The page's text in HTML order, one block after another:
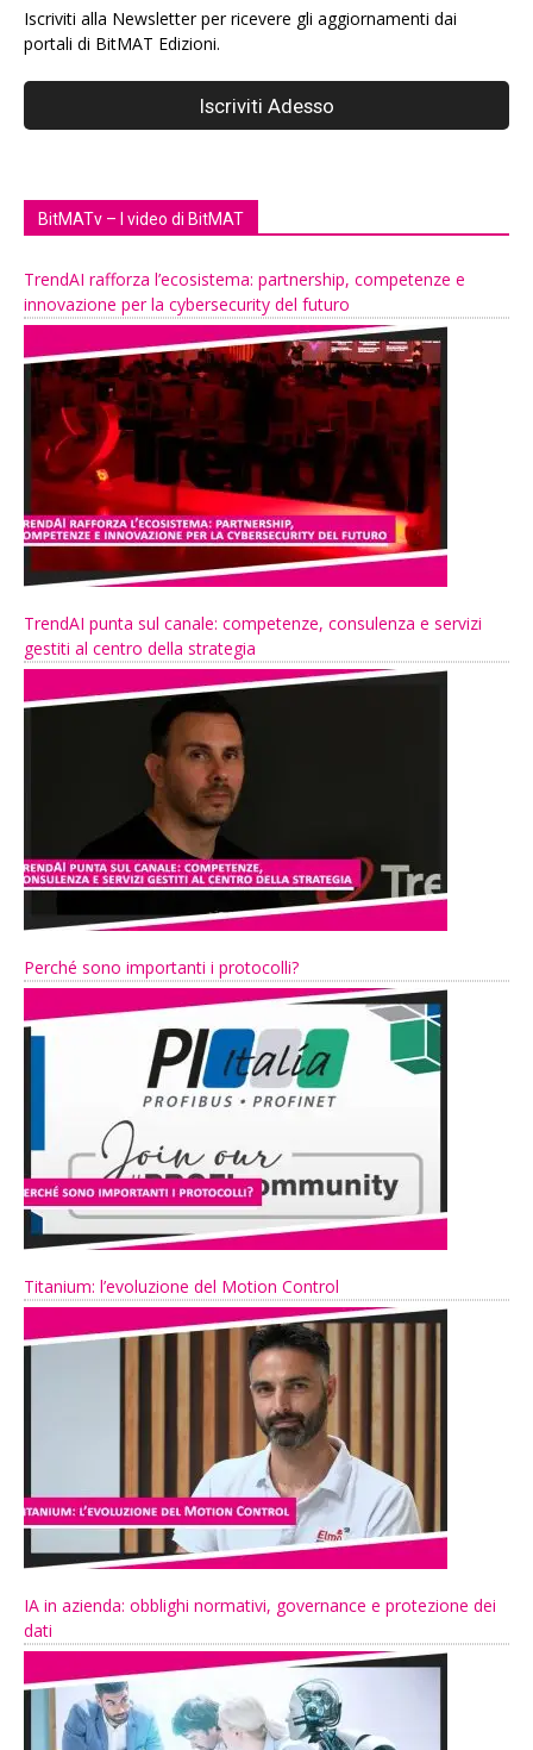
Iscriviti alla Newsletter per ricevere gli aggiornamenti dai
portali di BitMAT Edizioni.
BitMATv – I video di BitMAT
TrendAI rafforza l’ecosistema: partnership, competenze e
innovazione per la cybersecurity del futuro
TrendAI punta sul canale: competenze, consulenza e servizi
gestiti al centro della strategia
Perché sono importanti i protocolli?
Titanium: l’evoluzione del Motion Control
IA in azienda: obblighi normativi, governance e protezione dei
dati